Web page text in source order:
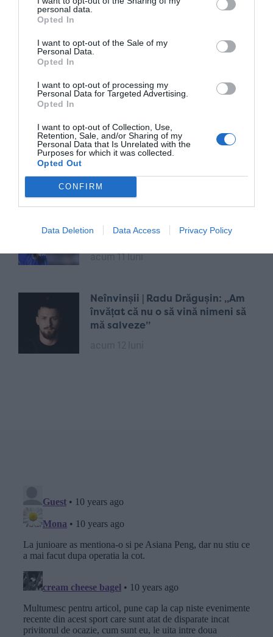
personal data.
Opted In
I want to opt-out of the Sale of my
Personal Data.
Opted In
I want to opt-out of processing my
Personal Data for Targeted Advertising.
Opted In
I want to opt-out of Collection, Use,
Retention, Sale, and/or Sharing of my
Personal Data that Is Unrelated with the
Purposes for which it was collected.
Opted Out
CONFIRM
Data Deletion Data Access Privacy Policy
cât de greu mi-a fost mie și aș
vrea să nu le fie greu și altora”
lecția de viață a „bătrânului” de
80 de ani căruia nu i-a mai
rămas pe lume decât succesul
acum 10 luni
Adio și câteva cuvinte: Alex
Mitriță și „generația
neînțeleșilor”
acum 11 luni
Neînvinșii | Radu Drăgușin: „Am
învățat că nu o să vină nimeni să
mă salveze”